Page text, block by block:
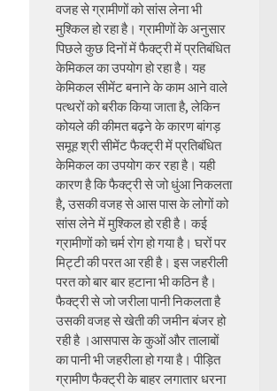
वजह से ग्रामीणों को सांस लेना भी
मुश्किल हो रहा है। ग्रामीणों के अनुसार
पिछले कुछ दिनों में फैक्ट्री में प्रतिबंधित
केमिकल का उपयोग हो रहा है। यह
केमिकल सीमेंट बनाने के काम आने वाले
पत्थरों को बरीक किया जाता है, लेकिन
कोयले की कीमत बढ़ने के कारण बांगड़
समूह श्री सीमेंट फैक्ट्री में प्रतिबंधित
केमिकल का उपयोग कर रहा है। यही
कारण है कि फैक्ट्री से जो धुंआ निकलता
है, उसकी वजह से आस पास के लोगों को
सांस लेने में मुश्किल हो रही है। कई
ग्रामीणों को चर्म रोग हो गया है। घरों पर
मिट्टी की परत आ रही है। इस जहरीली
परत को बार बार हटाना भी कठिन है।
फैक्ट्री से जो जरीला पानी निकलता है
उसकी वजह से खेती की जमीन बंजर हो
रही है ।आसपास के कुओं और तालाबों
का पानी भी जहरीला हो गया है। पीड़ित
ग्रामीण फैक्ट्री के बाहर लगातार धरना